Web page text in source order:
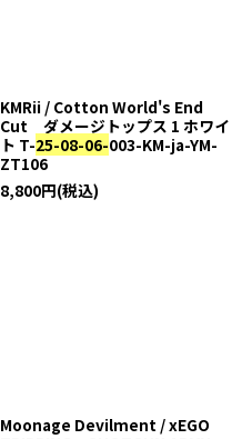
KMRii / Cotton World's End
Cut ダメージトップス 1 ホワイ
ト T-25-08-06-003-KM-ja-YM-
ZT106
8,800円(税込)
Moonage Devilment / xEGO